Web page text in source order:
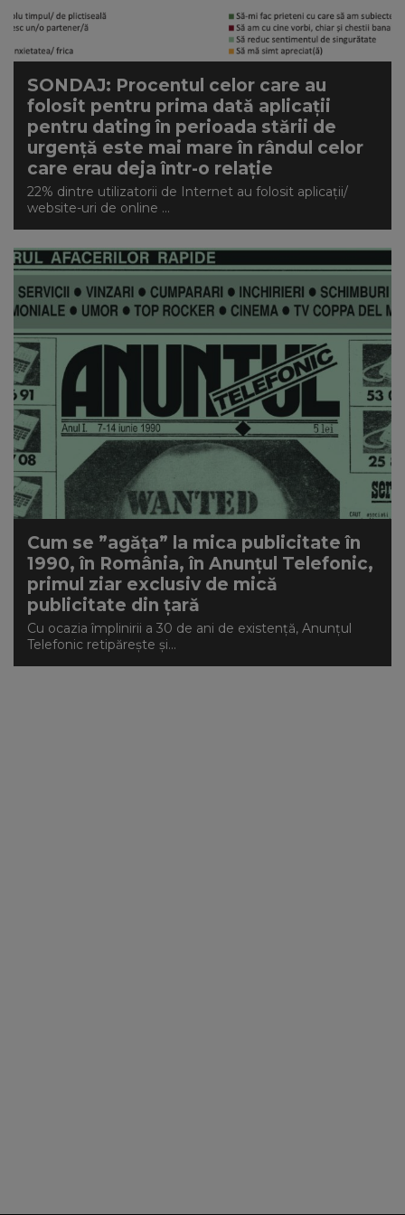
NEWS
CONTUL MEU
SONDAJ: Procentul celor care au
folosit pentru prima dată aplicații
pentru dating în perioada stării de
urgență este mai mare în rândul celor
care erau deja într-o relație
22% dintre utilizatorii de Internet au folosit aplicații/
website-uri de online ...
Cum se ”agăța” la mica publicitate în
1990, în România, în Anunțul Telefonic,
primul ziar exclusiv de mică
publicitate din țară
Cu ocazia împlinirii a 30 de ani de existență, Anunțul
Telefonic retipărește și...